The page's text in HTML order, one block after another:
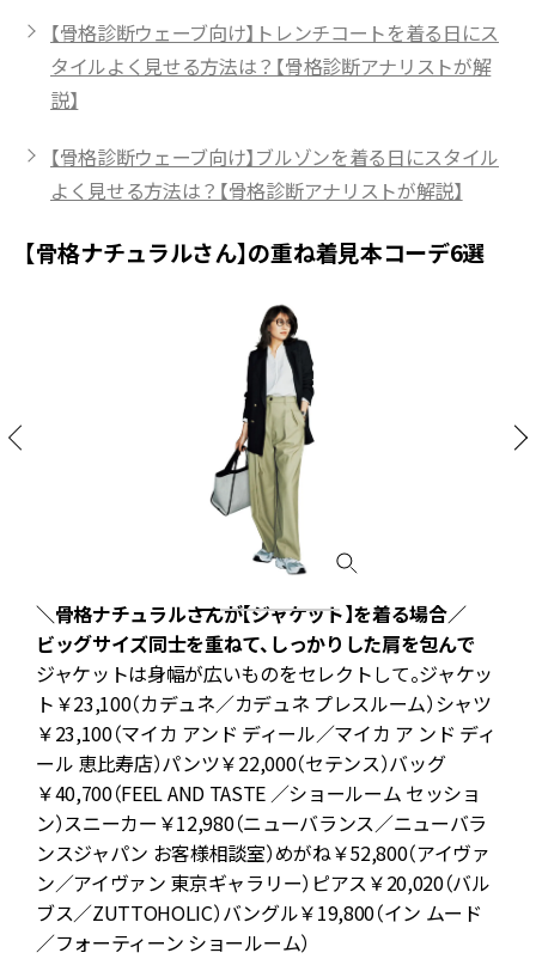
【骨格診断ウェーブ向け】トレンチコートを着る日にス
タイルよく見せる方法は？【骨格診断アナリストが解
説】
【骨格診断ウェーブ向け】ブルゾンを着る日にスタイル
よく見せる方法は？【骨格診断アナリストが解説】
【骨格ナチュラルさん】の重ね着見本コーデ6選
＼骨格ナチュラルさんが【ジャケット】を着る場合／
ビッグサイズ同士を重ねて、しっかりした肩を包んで
ジャケットは身幅が広いものをセレクトして。ジャケッ
ト￥23,100（カデュネ／カデュネ プレスルーム）シャツ
￥23,100（マイカ アンド ディール／マイカ ア ンド ディ
ール 恵比寿店）パンツ￥22,000（セテンス）バッグ
￥40,700（FEEL AND TASTE ／ショールーム セッショ
ン）スニーカー￥12,980（ニューバランス／ニューバラ
ンスジャパン お客様相談室）めがね￥52,800（アイヴァ
ン／アイヴァン 東京ギャラリー）ピアス￥20,020（バル
ブス／ZUTTOHOLIC）バングル￥19,800（イン ムード
／フォーティーン ショールーム）